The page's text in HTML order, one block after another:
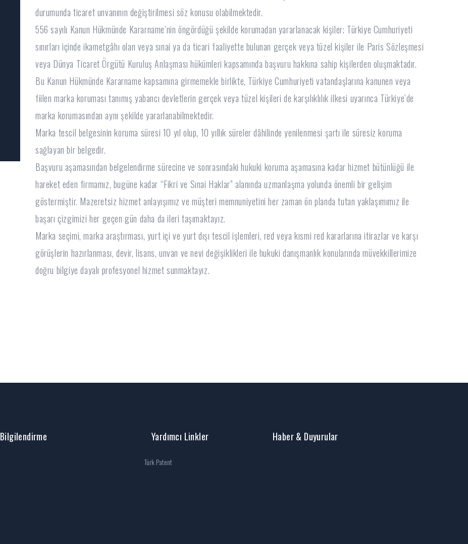
durumunda ticaret unvanının değiştirilmesi söz konusu olabilmektedir.
556 sayılı Kanun Hükmünde Kararname’nin öngördüğü şekilde korumadan yararlanacak kişiler; Türkiye Cumhuriyeti
sınırları içinde ikametgâhı olan veya sınai ya da ticari faaliyette bulunan gerçek veya tüzel kişiler ile Paris Sözleşmesi
veya Dünya Ticaret Örgütü Kuruluş Anlaşması hükümleri kapsamında başvuru hakkına sahip kişilerden oluşmaktadır.
Bu Kanun Hükmünde Kararname kapsamına girmemekle birlikte, Türkiye Cumhuriyeti vatandaşlarına kanunen veya
fiilen marka koruması tanımış yabancı devletlerin gerçek veya tüzel kişileri de karşılıklılık ilkesi uyarınca Türkiye’de
marka korumasından aynı şekilde yararlanabilmektedir.
Marka tescil belgesinin koruma süresi 10 yıl olup, 10 yıllık süreler dâhilinde yenilenmesi şartı ile süresiz koruma
sağlayan bir belgedir.
Başvuru aşamasından belgelendirme sürecine ve sonrasındaki hukuki koruma aşamasına kadar hizmet bütünlüğü ile
hareket eden firmamız, bugüne kadar “Fikri ve Sınai Haklar” alanında uzmanlaşma yolunda önemli bir gelişim
göstermiştir. Mazeretsiz hizmet anlayışımız ve müşteri memnuniyetini her zaman ön planda tutan yaklaşımımız ile
başarı çizgimizi her geçen gün daha da ileri taşımaktayız.
Marka seçimi, marka araştırması, yurt içi ve yurt dışı tescil işlemleri, red veya kısmi red kararlarına itirazlar ve karşı
görüşlerin hazırlanması, devir, lisans, unvan ve nevi değişiklikleri ile hukuki danışmanlık konularında müvekkillerimize
doğru bilgiye dayalı profesyonel hizmet sunmaktayız.
Bilgilendirme Yardımcı Linkler
Türk Patent
Haber & Duyurular